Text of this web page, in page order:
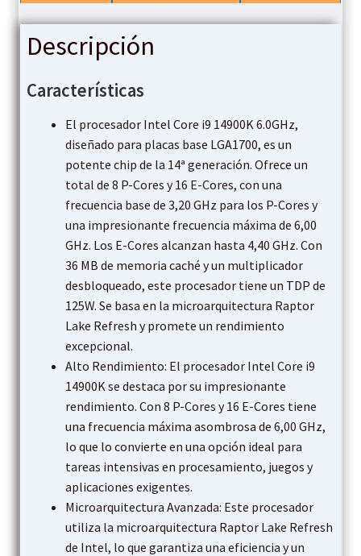
Descripción
Características
El procesador Intel Core i9 14900K 6.0GHz,
diseñado para placas base LGA1700, es un
potente chip de la 14ª generación. Ofrece un
total de 8 P-Cores y 16 E-Cores, con una
frecuencia base de 3,20 GHz para los P-Cores y
una impresionante frecuencia máxima de 6,00
GHz. Los E-Cores alcanzan hasta 4,40 GHz. Con
36 MB de memoria caché y un multiplicador
desbloqueado, este procesador tiene un TDP de
125W. Se basa en la microarquitectura Raptor
Lake Refresh y promete un rendimiento
excepcional.
Alto Rendimiento: El procesador Intel Core i9
14900K se destaca por su impresionante
rendimiento. Con 8 P-Cores y 16 E-Cores tiene
una frecuencia máxima asombrosa de 6,00 GHz,
lo que lo convierte en una opción ideal para
tareas intensivas en procesamiento, juegos y
aplicaciones exigentes.
Microarquitectura Avanzada: Este procesador
utiliza la microarquitectura Raptor Lake Refresh
de Intel, lo que garantiza una eficiencia y un